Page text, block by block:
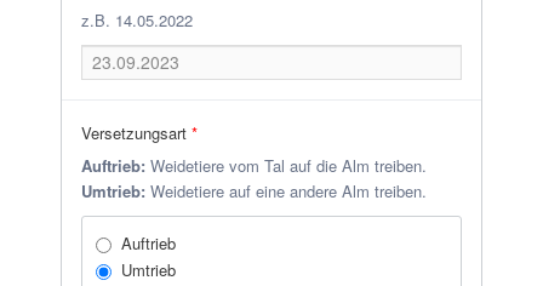
z.B. 14.05.2022
Versetzungsart*
Auftrieb: Weidetiere vom Tal auf die Alm treiben.
Umtrieb: Weidetiere auf eine andere Alm treiben.
Auftrieb
Umtrieb